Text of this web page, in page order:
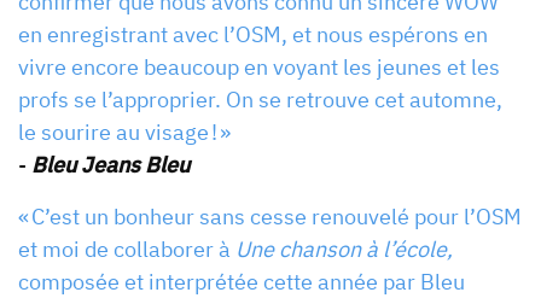
en enregistrant avec l’OSM, et nous espérons en
vivre encore beaucoup en voyant les jeunes et les
profs se l’approprier. On se retrouve cet automne,
le sourire au visage ! »
- Bleu Jeans Bleu
« C’est un bonheur sans cesse renouvelé pour l’OSM
et moi de collaborer à Une chanson à l’école,
composée et interprétée cette année par Bleu